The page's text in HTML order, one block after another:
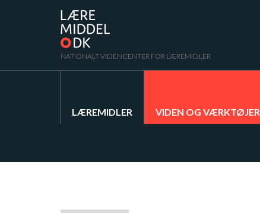
NATIONALT VIDENCENTER FOR LÆREMIDLER
LÆREMIDLER VIDEN OG VÆRKTØJER